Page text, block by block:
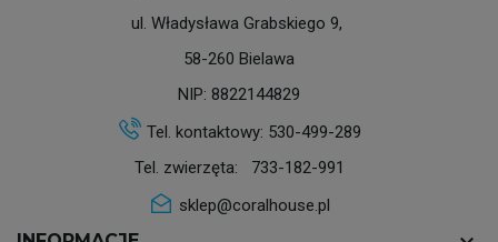
ul. Władysława Grabskiego 9,
58-260 Bielawa
NIP: 8822144829
Tel. kontaktowy: 530-499-289
Tel. zwierzęta: 733-182-991
sklep@coralhouse.pl